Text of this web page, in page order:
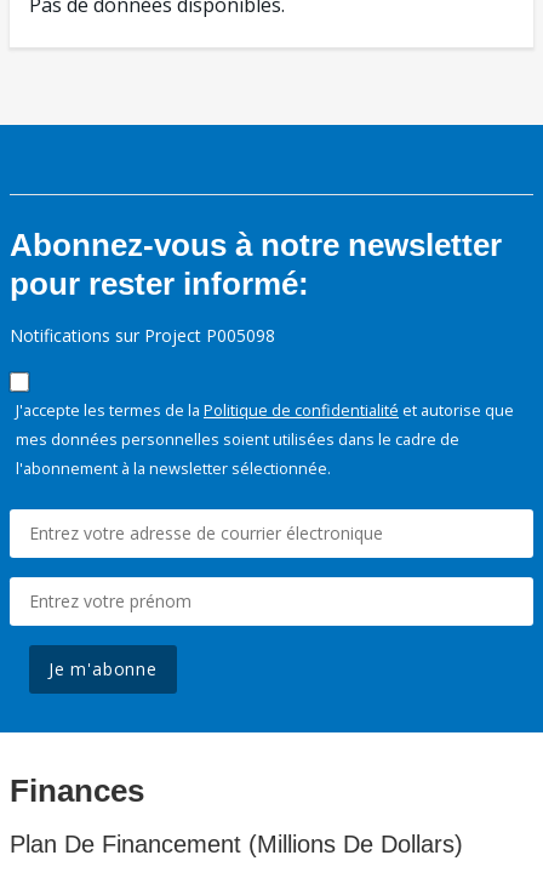
Abonnez-vous à notre newsletter
pour rester informé:
Notifications sur Project P005098
J'accepte les termes de la Politique de confidentialité et autorise que
mes données personnelles soient utilisées dans le cadre de
l'abonnement à la newsletter sélectionnée.
Je m'abonne
Finances
Plan De Financement (Millions De Dollars)